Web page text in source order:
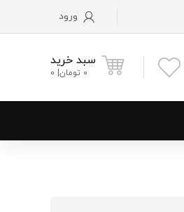
ورود
سبد خرید
0 تومان 0